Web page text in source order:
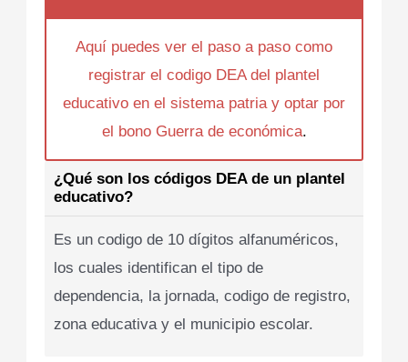
Aquí puedes ver el paso a paso como
registrar el codigo DEA del plantel
educativo en el sistema patria y optar por
el bono Guerra de económica.
¿Qué son los códigos DEA de un plantel
educativo?
Es un codigo de 10 dígitos alfanuméricos,
los cuales identifican el tipo de
dependencia, la jornada, codigo de registro,
zona educativa y el municipio escolar.